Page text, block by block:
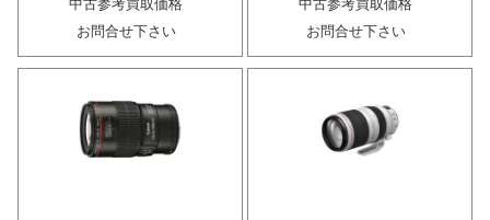
中古参考買取価格
お問合せ下さい
中古参考買取価格
お問合せ下さい